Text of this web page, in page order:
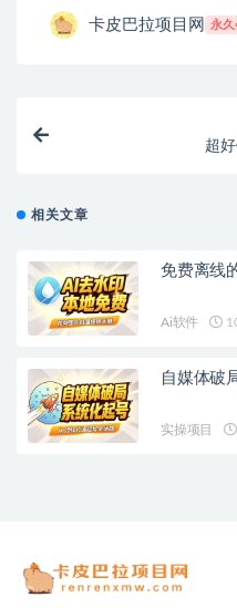
卡皮巴拉项目网 永久
超
相关文章
免费离线
Ai软件
自媒体破
实操项目